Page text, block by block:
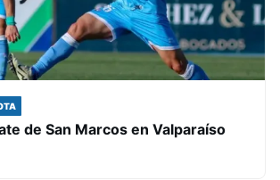
de San Marcos en Valparaíso